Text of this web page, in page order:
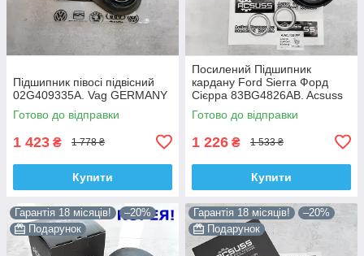
Підшипник півосі підвісний
02G409335A. Vag GERMANY
Готово до відправки
1 423 ₴ 1 778 ₴
Купити
Посилений Підшипник
кардану Ford Sierra Форд
Сієрра 83BG4826AB. Acsuss
КОРЕЯ!
Готово до відправки
1 226 ₴ 1 533 ₴
Купити
Гарантія 18 місяців!
–20%
Подарунок
Гарантія 18 місяців!
–20%
Подарунок